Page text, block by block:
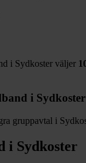
i Sydkoster väljer
i Sydkoster
gruppavtal i
i Sydkoster